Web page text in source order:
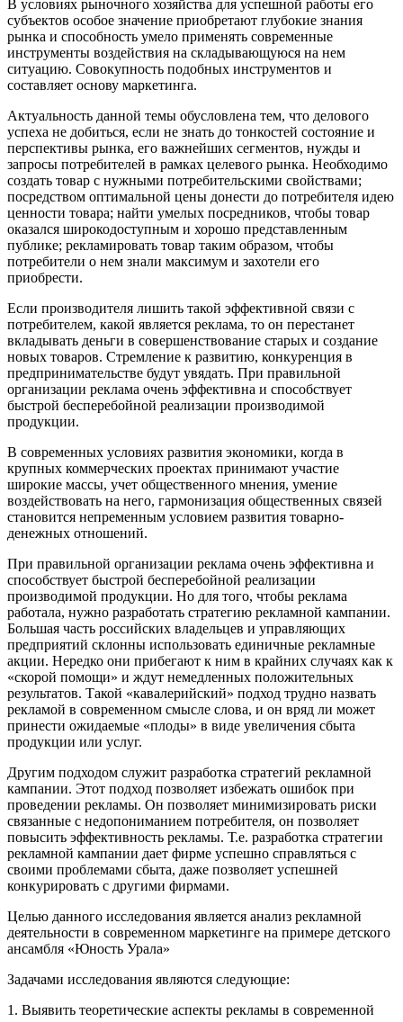
В условиях рыночного хозяйства для успешной работы его
субъектов особое значение приобретают глубокие знания
рынка и способность умело применять современные
инструменты воздействия на складывающуюся на нем
ситуацию. Совокупность подобных инструментов и
составляет основу маркетинга.
Актуальность данной темы обусловлена тем, что делового
успеха не добиться, если не знать до тонкостей состояние и
перспективы рынка, его важнейших сегментов, нужды и
запросы потребителей в рамках целевого рынка. Необходимо
создать товар с нужными потребительскими свойствами;
посредством оптимальной цены донести до потребителя идею
ценности товара; найти умелых посредников, чтобы товар
оказался широкодоступным и хорошо представленным
публике; рекламировать товар таким образом, чтобы
потребители о нем знали максимум и захотели его
приобрести.
Если производителя лишить такой эффективной связи с
потребителем, какой является реклама, то он перестанет
вкладывать деньги в совершенствование старых и создание
новых товаров. Стремление к развитию, конкуренция в
предпринимательстве будут увядать. При правильной
организации реклама очень эффективна и способствует
быстрой бесперебойной реализации производимой
продукции.
В современных условиях развития экономики, когда в
крупных коммерческих проектах принимают участие
широкие массы, учет общественного мнения, умение
воздействовать на него, гармонизация общественных связей
становится непременным условием развития товарно-
денежных отношений.
При правильной организации реклама очень эффективна и
способствует быстрой бесперебойной реализации
производимой продукции. Но для того, чтобы реклама
работала, нужно разработать стратегию рекламной кампании.
Большая часть российских владельцев и управляющих
предприятий склонны использовать единичные рекламные
акции. Нередко они прибегают к ним в крайних случаях как к
«скорой помощи» и ждут немедленных положительных
результатов. Такой «кавалерийский» подход трудно назвать
рекламой в современном смысле слова, и он вряд ли может
принести ожидаемые «плоды» в виде увеличения сбыта
продукции или услуг.
Другим подходом служит разработка стратегий рекламной
кампании. Этот подход позволяет избежать ошибок при
проведении рекламы. Он позволяет минимизировать риски
связанные с недопониманием потребителя, он позволяет
повысить эффективность рекламы. Т.е. разработка стратегии
рекламной кампании дает фирме успешно справляться с
своими проблемами сбыта, даже позволяет успешней
конкурировать с другими фирмами.
Целью данного исследования является анализ рекламной
деятельности в современном маркетинге на примере детского
ансамбля «Юность Урала»
Задачами исследования являются следующие:
1. Выявить теоретические аспекты рекламы в современной